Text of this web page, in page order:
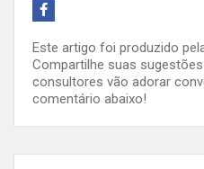
Este artigo foi produzido
Compartilhe suas
consultores vão adorar
comentário abaixo!